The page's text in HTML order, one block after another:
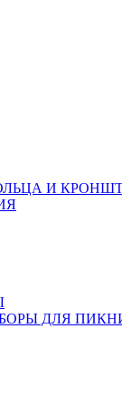
И
ДЛЯ